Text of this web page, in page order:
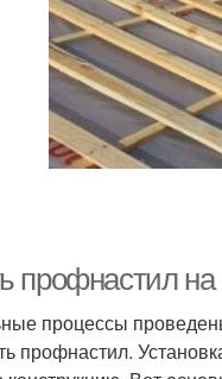
профнастил
процессы
профнастил.